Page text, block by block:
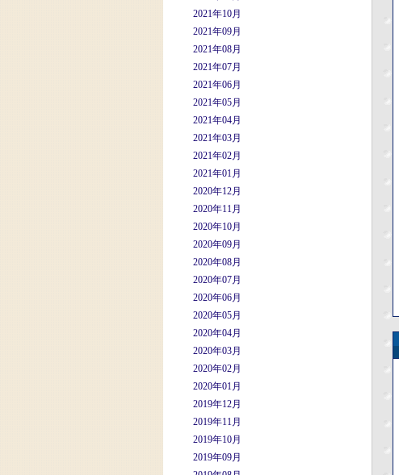
2021年10月
2021年09月
2021年08月
2021年07月
2021年06月
2021年05月
2021年04月
2021年03月
2021年02月
2021年01月
2020年12月
2020年11月
2020年10月
2020年09月
2020年08月
2020年07月
2020年06月
2020年05月
2020年04月
2020年03月
2020年02月
2020年01月
2019年12月
2019年11月
2019年10月
2019年09月